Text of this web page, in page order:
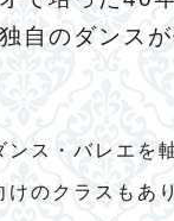
自のダンス
ス・バレエを
けのクラスもあ